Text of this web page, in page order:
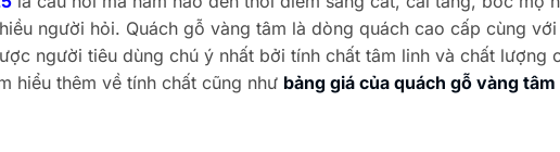
người hỏi. Quách gỗ vàng tâm là dòng quách cao cấp cùng với
người tiêu dùng chú ý nhất bởi tính chất tâm linh và chất lượng
hiểu thêm về tính chất cũng như bảng giá của quách gỗ vàng tâm